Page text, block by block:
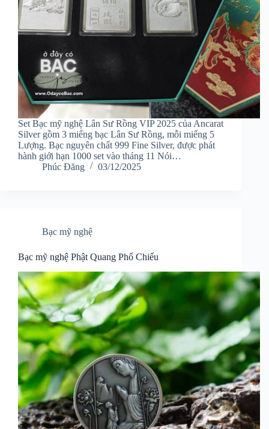
Set Bạc mỹ nghệ Lân Sư Rồng VIP 2025 của Ancarat
Silver gồm 3 miếng bạc Lân Sư Rồng, mỗi miếng 5
Lượng. Bạc nguyên chất 999 Fine Silver, được phát
hành giới hạn 1000 set vào tháng 11 Nói…
Phúc Đăng
03/12/2025
Bạc mỹ nghệ
Bạc mỹ nghệ Phật Quang Phổ Chiếu